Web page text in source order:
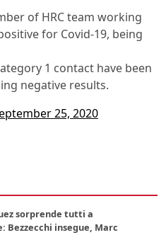
of HRC team working
for Covid-19, being
1 contact have been
negative results.
25, 2020
sorprende tutti a
Bezzecchi insegue, Marc